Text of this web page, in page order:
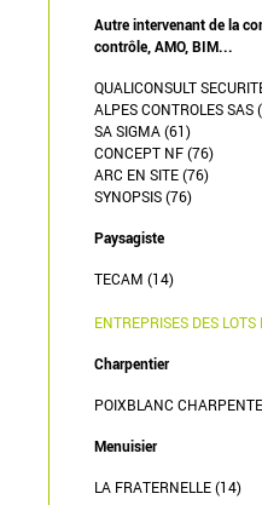
Autre intervenant de la
contrôle, AMO, BIM...
QUALICONSULT
ALPES CONTROLES SAS
SA SIGMA (61)
CONCEPT NF (76)
ARC EN SITE (76)
SYNOPSIS (76)
Paysagiste
TECAM (14)
ENTREPRISES DES LOTS
Charpentier
POIXBLANC
Menuisier
LA FRATERNELLE (14)